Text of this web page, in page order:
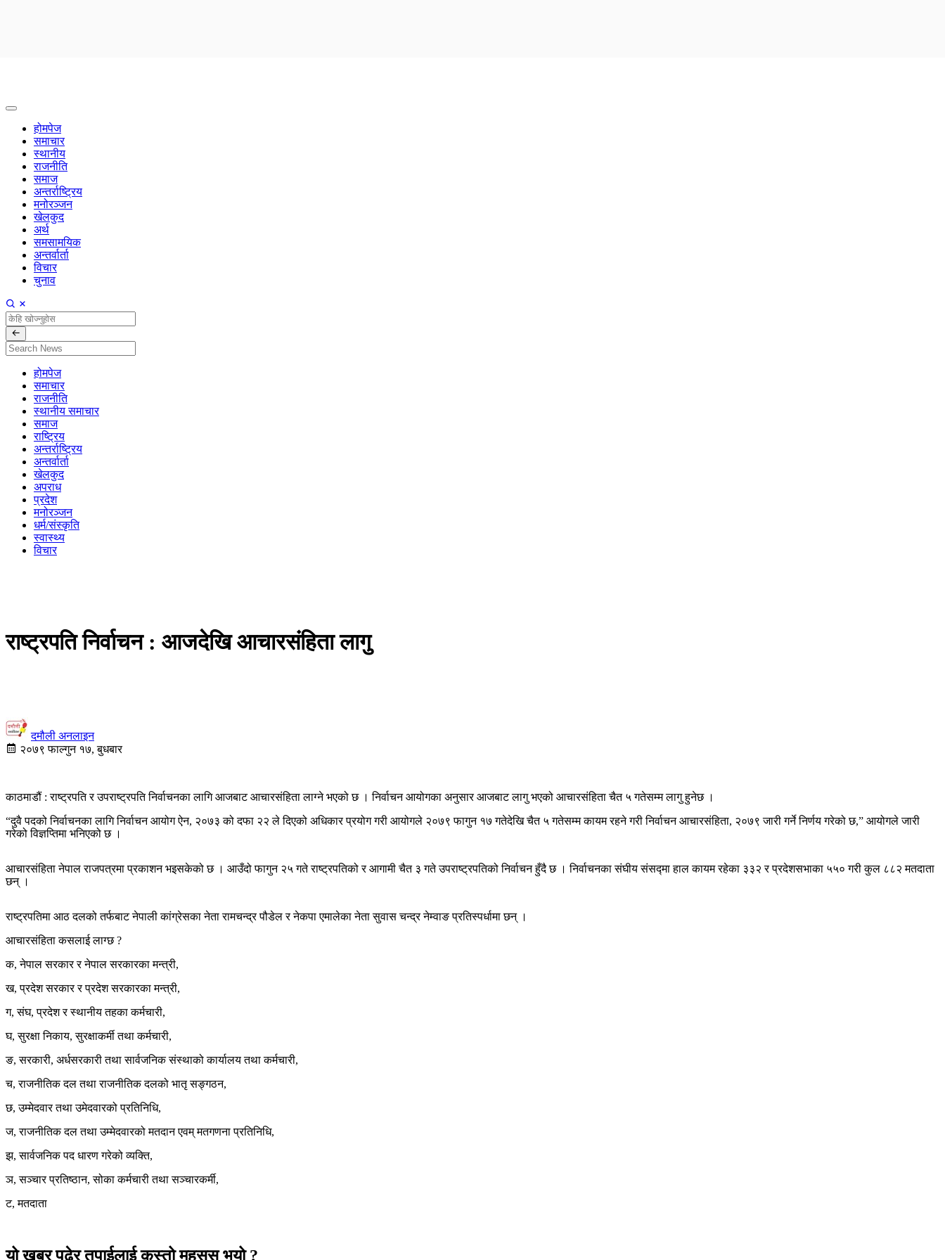
होमपेज
समाचार
स्थानीय
राजनीति
समाज
अन्तर्राष्ट्रिय
मनोरञ्जन
खेलकुद
अर्थ
समसामयिक
अन्तर्वार्ता
विचार
चुनाव
होमपेज
समाचार
राजनीति
स्थानीय समाचार
समाज
राष्ट्रिय
अन्तर्राष्ट्रिय
अन्तर्वार्ता
खेलकुद
अपराध
प्रदेश
मनोरञ्जन
धर्म/संस्कृति
स्वास्थ्य
विचार
राष्ट्रपति निर्वाचन : आजदेखि आचारसंहिता लागु
दमौली अनलाइन
२०७९ फाल्गुन १७, बुधबार
काठमाडौं : राष्ट्रपति र उपराष्ट्रपति निर्वाचनका लागि आजबाट आचारसंहिता लाग्ने भएको छ । निर्वाचन आयोगका अनुसार आजबाट लागु भएको आचारसंहिता चैत ५ गतेसम्म लागु हुनेछ ।
“दुवै पदको निर्वाचनका लागि निर्वाचन आयोग ऐन, २०७३ को दफा २२ ले दिएको अधिकार प्रयोग गरी आयोगले २०७९ फागुन १७ गतेदेखि चैत ५ गतेसम्म कायम रहने गरी निर्वाचन आचारसंहिता, २०७९ जारी गर्ने निर्णय गरेको छ,” आयोगले जारी
गरेको विज्ञप्तिमा भनिएको छ ।
आचारसंहिता नेपाल राजपत्रमा प्रकाशन भइसकेको छ । आउँदो फागुन २५ गते राष्ट्रपतिको र आगामी चैत ३ गते उपराष्ट्रपतिको निर्वाचन हुँदै छ । निर्वाचनका संघीय संसद्मा हाल कायम रहेका ३३२ र प्रदेशसभाका ५५० गरी कुल ८८२ मतदाता
छन् ।
राष्ट्रपतिमा आठ दलको तर्फबाट नेपाली कांग्रेसका नेता रामचन्द्र पौडेल र नेकपा एमालेका नेता सुवास चन्द्र नेम्वाङ प्रतिस्पर्धामा छन् ।
आचारसंहिता कसलाई लाग्छ ?
क, नेपाल सरकार र नेपाल सरकारका मन्त्री,
ख, प्रदेश सरकार र प्रदेश सरकारका मन्त्री,
ग, संघ, प्रदेश र स्थानीय तहका कर्मचारी,
घ, सुरक्षा निकाय, सुरक्षाकर्मी तथा कर्मचारी,
ङ, सरकारी, अर्धसरकारी तथा सार्वजनिक संस्थाको कार्यालय तथा कर्मचारी,
च, राजनीतिक दल तथा राजनीतिक दलको भातृ सङ्गठन,
छ, उम्मेदवार तथा उमेदवारको प्रतिनिधि,
ज, राजनीतिक दल तथा उम्मेदवारको मतदान एवम् मतगणना प्रतिनिधि,
झ, सार्वजनिक पद धारण गरेको व्यक्ति,
ञ, सञ्चार प्रतिष्ठान, सोका कर्मचारी तथा सञ्चारकर्मी,
ट, मतदाता
यो खबर पढेर तपाईलाई कस्तो महसुस भयो ?